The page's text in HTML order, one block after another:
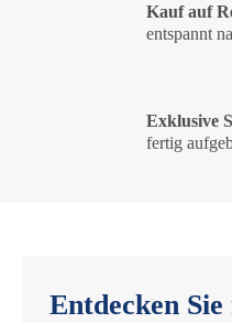
Kauf auf
entspannt
Exklusive
fertig
Entdecken